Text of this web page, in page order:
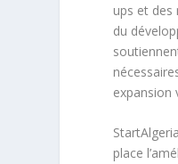
ups et
du
expansion
place